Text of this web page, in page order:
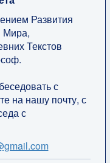
Развития
Мира,
Текстов
с
на нашу почту, с
с